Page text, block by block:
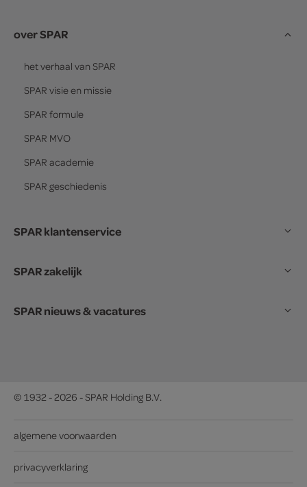
over SPAR
het verhaal van SPAR
SPAR visie en missie
SPAR formule
SPAR MVO
SPAR academie
SPAR geschiedenis
SPAR klantenservice
SPAR zakelijk
SPAR nieuws & vacatures
© 1932 - 2026 - SPAR Holding B.V.
algemene voorwaarden
privacyverklaring